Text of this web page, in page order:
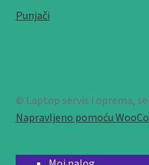
Punjači
© Laptop servis i oprema,
Napravljeno pomoću